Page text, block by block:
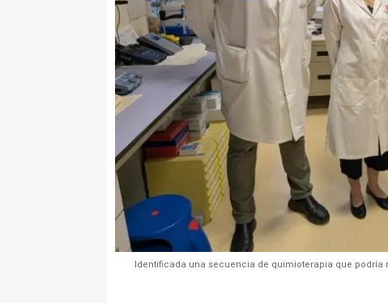
Identificada una secuencia de quimioterapia que